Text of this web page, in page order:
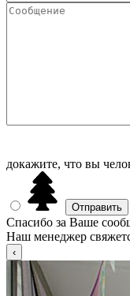
докажите, что вы
Спасибо за Ваше
Наш менеджер